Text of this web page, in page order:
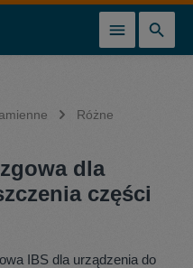
Różne
dla
części
IBS dla urządzenia do